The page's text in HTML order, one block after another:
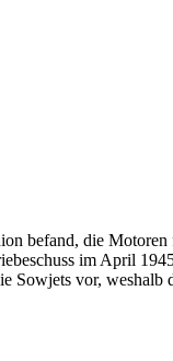
befand, die
im April
Sowjets vor, weshalb